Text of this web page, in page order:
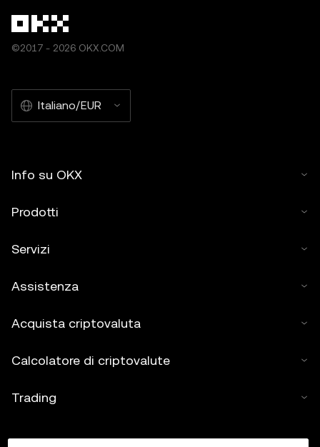
©2017 - 2026 OKX.COM
Italiano/EUR
Info su OKX
Prodotti
Servizi
Assistenza
Acquista criptovaluta
Calcolatore di criptovalute
Trading